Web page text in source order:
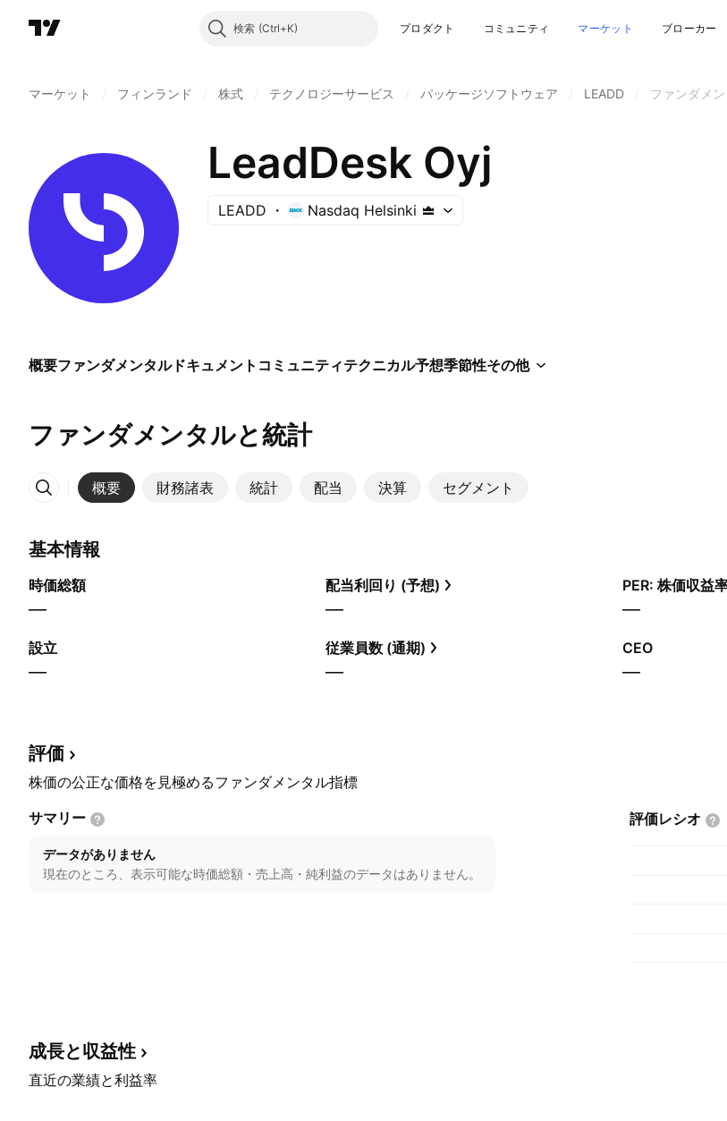
検索 プロダクト コミュニティ マーケット ブローカー
マーケット フィンランド 株式 テクノロジーサービス パッケージソフトウェア LEADD ファンダメ
LeadDesk Oyj
LEADD Nasdaq Helsinki
概要ファンダメンタルドキュメント コミュニティテクニカル予想季節性その他
ファンダメンタルと統計
概要 財務諸表 統計 配当 決算 セグメント
その他
基本情報
時価総額
—
配当利回り (予想)
—
PER: 株価収益
—
設立
—
従業員数 (通期)
—
CEO
—
評価
株価の公正な価格を見極めるファンダメンタル指標
サマリー
データがありません
現在のところ、表示可能な時価総額・売上高・純利益のデータはありません。
評価レシオ
成長と収益性
直近の業績と利益率